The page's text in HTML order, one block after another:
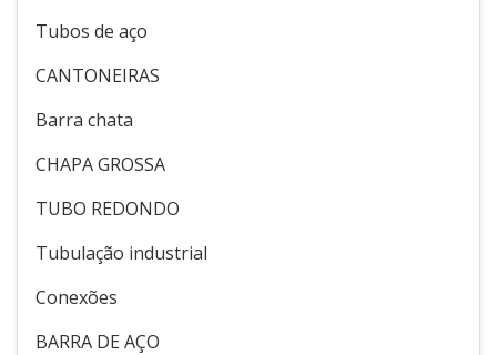
Tubos de aço
CANTONEIRAS
Barra chata
CHAPA GROSSA
TUBO REDONDO
Tubulação industrial
Conexões
BARRA DE AÇO